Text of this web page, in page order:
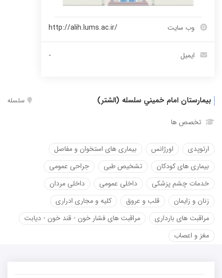
وب سایت http://alih.lums.ac.ir/
ایمیل -
بیمارستان امام خميني سلسله (الشتر) سلسله‌
تخصص ها
ارتوپدی اورژانس
بیماری های استخوان و مفاصل
بیماری های کودکان
تشخیص طبی
جراحی عمومی
خدمات چشم پزشکی
داخلی عمومی
داخلی مردان
زنان و زایمان
قلب و عروق
کلیه و مجاری ادراری
مراقبت های بارداری
مراقبت های فشار خون - قند خون - دیابت
مغز و اعصاب